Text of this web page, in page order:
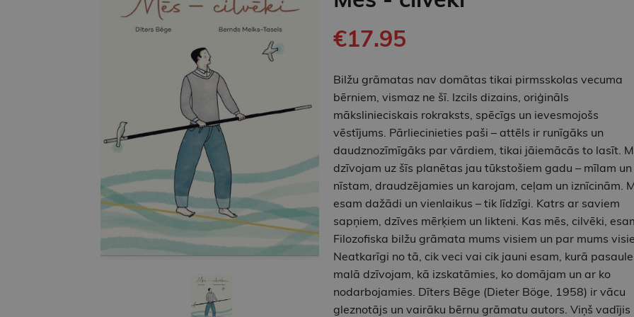
€17.95
Bilžu grāmatas nav domātas tikai pirmsskolas vecuma
bērniem, vismaz ne šī. Izcils dizains, oriģināls
mākslinieciskais rokraksts, spēcīgs un ievesmojošs
vēstījums. Pārliecinieties paši – attēls ir runīgāks un
daudznozīmīgāks par vārdiem, tikai jāiemācās to lasīt.
dzīvojam uz šīs planētas jau tūkstošiem gadu – mīlam un
nīstam, draudzējamies un karojam, ceļam un iznīcinām.
esam dažādi un vienlaikus – tik līdzīgi. Katrs ar saviem
sapņiem, dzīves mērķiem un likteni. Kas mēs, cilvēki,
Filozofiska bilžu grāmata mums visiem un par mums
Neatkarīgi no tā, cik veci vai cik jauni esam, kurā
malā dzīvojam, kā izskatāmies, ko domājam un ar ko
nodarbojamies. Dīters Bēge (Dieter Böge, 1958) ir vācu
gleznotājs un vairāku bērnu grāmatu autors. Viņš vadījis